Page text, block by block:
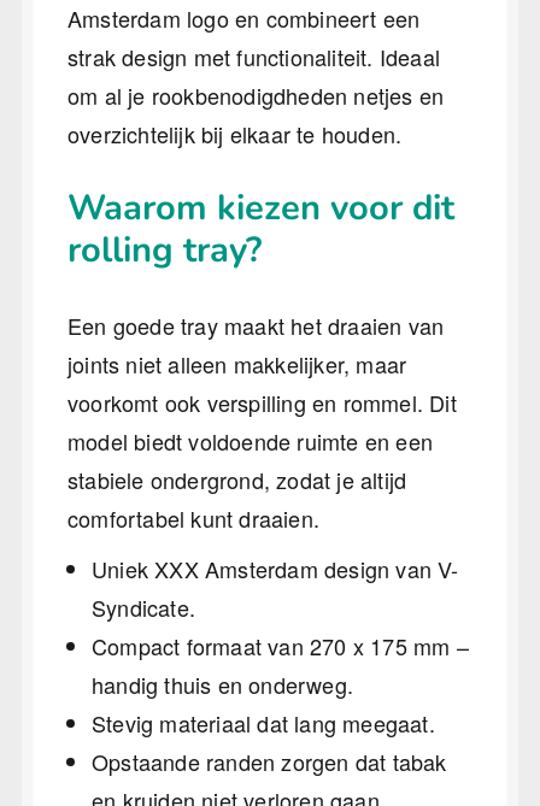
Amsterdam logo en combineert een
strak design met functionaliteit. Ideaal
om al je rookbenodigdheden netjes en
overzichtelijk bij elkaar te houden.
Waarom kiezen voor dit
rolling tray?
Een goede tray maakt het draaien van
joints niet alleen makkelijker, maar
voorkomt ook verspilling en rommel. Dit
model biedt voldoende ruimte en een
stabiele ondergrond, zodat je altijd
comfortabel kunt draaien.
Uniek XXX Amsterdam design van V-
Syndicate.
Compact formaat van 270 x 175 mm –
handig thuis en onderweg.
Stevig materiaal dat lang meegaat.
Opstaande randen zorgen dat tabak